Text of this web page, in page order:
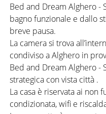
Bed and Dream Alghero -
bagno funzionale e dallo
breve pausa.
La camera si trova
condiviso a Alghero in
Bed and Dream Alghero -
strategica con vista città .
La casa è riservata ai non
condizionata, wifi e